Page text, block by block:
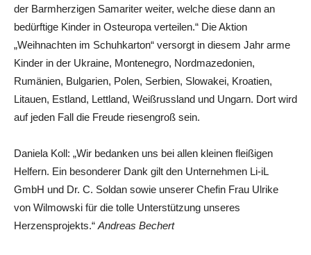
der Barmherzigen Samariter weiter, welche diese dann an
bedürftige Kinder in Osteuropa verteilen.“ Die Aktion
„Weihnachten im Schuhkarton“ versorgt in diesem Jahr arme
Kinder in der Ukraine, Montenegro, Nordmazedonien,
Rumänien, Bulgarien, Polen, Serbien, Slowakei, Kroatien,
Litauen, Estland, Lettland, Weißrussland und Ungarn. Dort wird
auf jeden Fall die Freude riesengroß sein.
Daniela Koll: „Wir bedanken uns bei allen kleinen fleißigen
Helfern. Ein besonderer Dank gilt den Unternehmen Li-iL
GmbH und Dr. C. Soldan sowie unserer Chefin Frau Ulrike
von Wilmowski für die tolle Unterstützung unseres
Herzensprojekts.“ Andreas Bechert